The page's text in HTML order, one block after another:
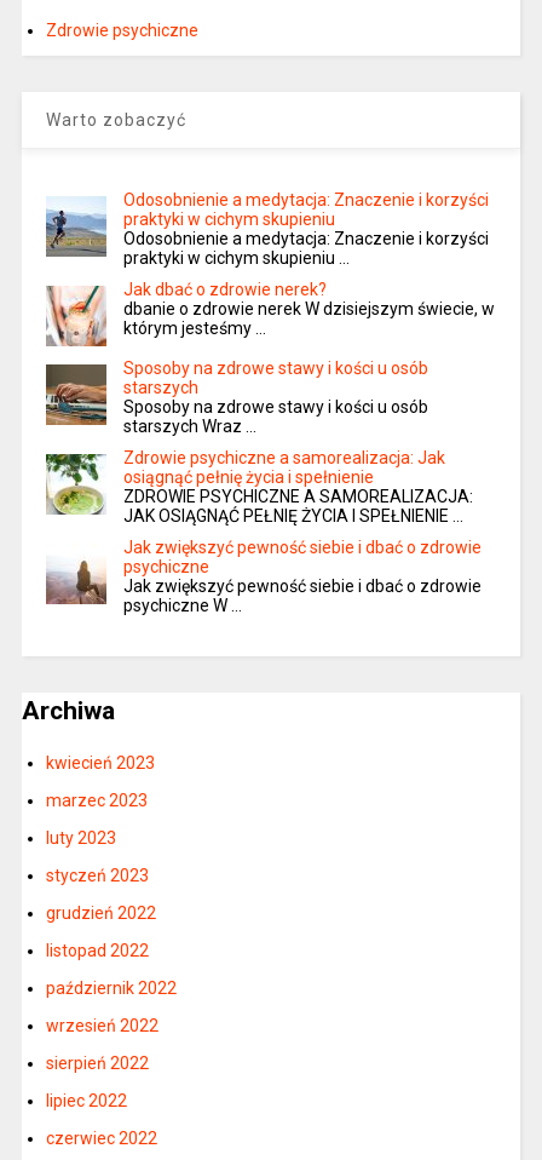
Zdrowie psychiczne
Warto zobaczyć
Odosobnienie a medytacja: Znaczenie i korzyści
praktyki w cichym skupieniu
Odosobnienie a medytacja: Znaczenie i korzyści
praktyki w cichym skupieniu …
Jak dbać o zdrowie nerek?
dbanie o zdrowie nerek W dzisiejszym świecie, w
którym jesteśmy …
Sposoby na zdrowe stawy i kości u osób
starszych
Sposoby na zdrowe stawy i kości u osób
starszych Wraz …
Zdrowie psychiczne a samorealizacja: Jak
osiągnąć pełnię życia i spełnienie
ZDROWIE PSYCHICZNE A SAMOREALIZACJA:
JAK OSIĄGNĄĆ PEŁNIĘ ŻYCIA I SPEŁNIENIE …
Jak zwiększyć pewność siebie i dbać o zdrowie
psychiczne
Jak zwiększyć pewność siebie i dbać o zdrowie
psychiczne W …
Archiwa
kwiecień 2023
marzec 2023
luty 2023
styczeń 2023
grudzień 2022
listopad 2022
październik 2022
wrzesień 2022
sierpień 2022
lipiec 2022
czerwiec 2022